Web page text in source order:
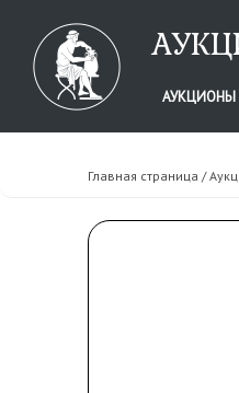
АУКЦИОНЫ
Главная страница /